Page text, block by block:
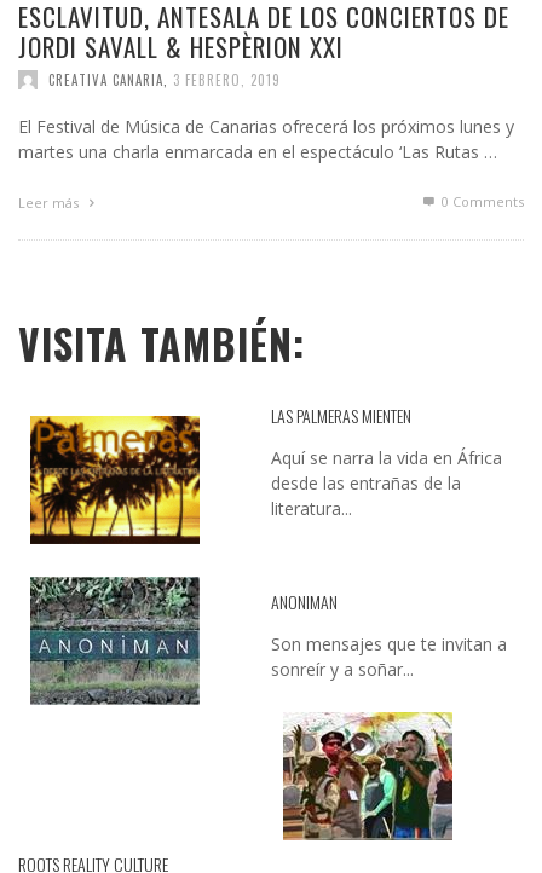
ESCLAVITUD, ANTESALA DE LOS CONCIERTOS DE
JORDI SAVALL & HESPÈRION XXI
CREATIVA CANARIA 3 FEBRERO, 2019
El Festival de Música de Canarias ofrecerá los próximos lunes y
martes una charla enmarcada en el espectáculo ‘Las Rutas …
Leer más 0 Comments
VISITA TAMBIÉN:
LAS PALMERAS MIENTEN
Aquí se narra la vida en África
desde las entrañas de la
literatura...
ANONIMAN
Son mensajes que te invitan a
sonreír y a soñar...
ROOTS REALITY CULTURE